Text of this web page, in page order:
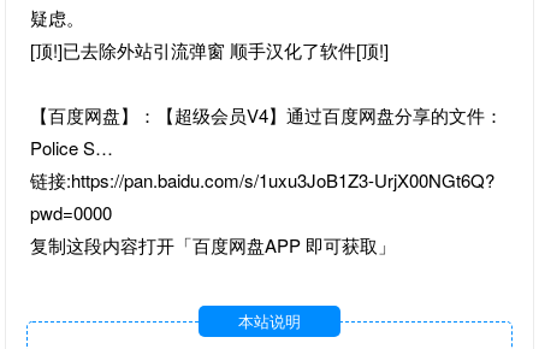
疑虑。
[顶!]已去除外站引流弹窗 顺手汉化了软件[顶!]
【百度网盘】：【超级会员V4】通过百度网盘分享的文件：
Police S…
链接:https://pan.baidu.com/s/1uxu3JoB1Z3-UrjX00NGt6Q?
pwd=0000
复制这段内容打开「百度网盘APP 即可获取」
本站说明